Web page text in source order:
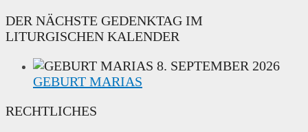
DER NÄCHSTE GEDENKTAG IM
LITURGISCHEN KALENDER
8. SEPTEMBER 2026
GEBURT MARIAS
RECHTLICHES